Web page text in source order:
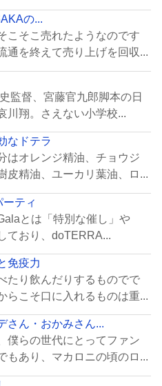
の...
こそこ売れたようなのです
通を終えて売り上げを回収...
監督、宮藤官九郎脚本の日
川翔。さえない小学校...
なドテラ
はオレンジ精油、チョウジ
皮精油、ユーカリ葉油、ロ...
ティ
とは「特別な催し」や
ており、doTERRA...
免疫力
たり飲んだりするものでで
らこそ口に入れるものは重...
さん・おかみさん...
僕らの世代にとってファン
もあり、マカロニの頃のロ...